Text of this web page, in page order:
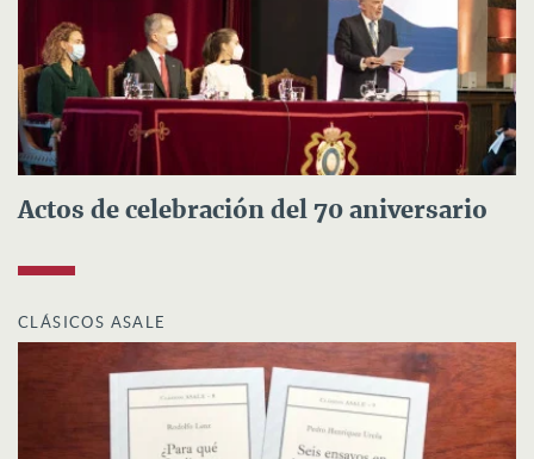
Actos de celebración del 70 aniversario
CLÁSICOS ASALE